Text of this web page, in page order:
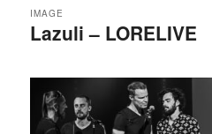
Lazuli – LORELIVE
IMAGE